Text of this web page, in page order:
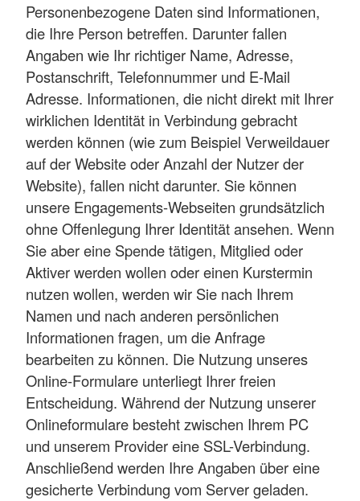
Personenbezogene Daten sind Informationen,
die Ihre Person betreffen. Darunter fallen
Angaben wie Ihr richtiger Name, Adresse,
Postanschrift, Telefonnummer und E-Mail
Adresse. Informationen, die nicht direkt mit Ihrer
wirklichen Identität in Verbindung gebracht
werden können (wie zum Beispiel Verweildauer
auf der Website oder Anzahl der Nutzer der
Website), fallen nicht darunter. Sie können
unsere Engagements-Webseiten grundsätzlich
ohne Offenlegung Ihrer Identität ansehen. Wenn
Sie aber eine Spende tätigen, Mitglied oder
Aktiver werden wollen oder einen Kurstermin
nutzen wollen, werden wir Sie nach Ihrem
Namen und nach anderen persönlichen
Informationen fragen, um die Anfrage
bearbeiten zu können. Die Nutzung unseres
Online-Formulare unterliegt Ihrer freien
Entscheidung. Während der Nutzung unserer
Onlineformulare besteht zwischen Ihrem PC
und unserem Provider eine SSL-Verbindung.
Anschließend werden Ihre Angaben über eine
gesicherte Verbindung vom Server geladen.